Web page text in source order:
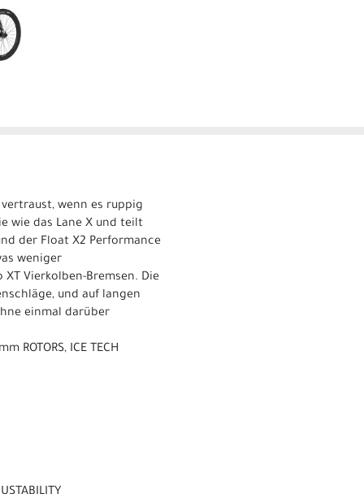
wenn es ruppig
wie das Lane X und teilt
der Float X2 Performance
weniger
Vierkolben-Bremsen. Die
und auf langen
einmal darüber
ROTORS, ICE TECH